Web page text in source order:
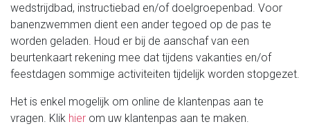
wedstrijdbad, instructiebad en/of doelgroepenbad. Voor
banenzwemmen dient een ander tegoed op de pas te
worden geladen. Houd er bij de aanschaf van een
beurtenkaart rekening mee dat tijdens vakanties en/of
feestdagen sommige activiteiten tijdelijk worden stopgezet.
Het is enkel mogelijk om online de klantenpas aan te
vragen. Klik hier om uw klantenpas aan te maken.